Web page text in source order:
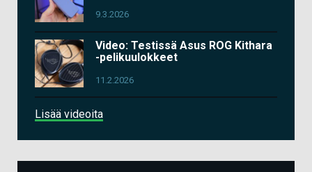
9.3.2026
Video: Testissä Asus ROG Kithara
-pelikuulokkeet
11.2.2026
Lisää videoita